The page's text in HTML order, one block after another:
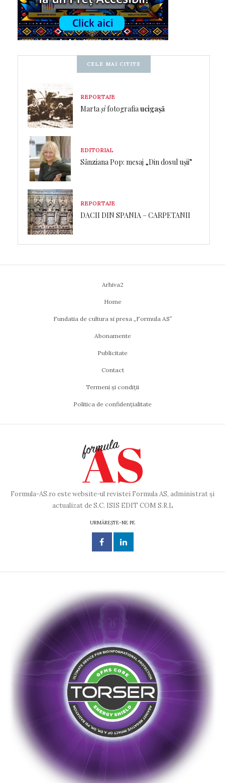
CELE MAI CITITE
REPORTAJE
Martașifotografiaucigașă
EDITORIAL
Sânziana Pop: mesaj „Din dosul ușii”
REPORTAJE
DACII DIN SPANIA – CARPETANII
Arhiva2
Home
Fundatia de cultura si presa „Formula AS”
Abonamente
Publicitate
Contact
Termeni și condiții
Politica de confidențialitate
Formula-AS.ro este website-ul revistei Formula AS, administrat și
actualizat de S.C. ISIS EDIT COM S.R.L
URMĂREȘTE-NE PE